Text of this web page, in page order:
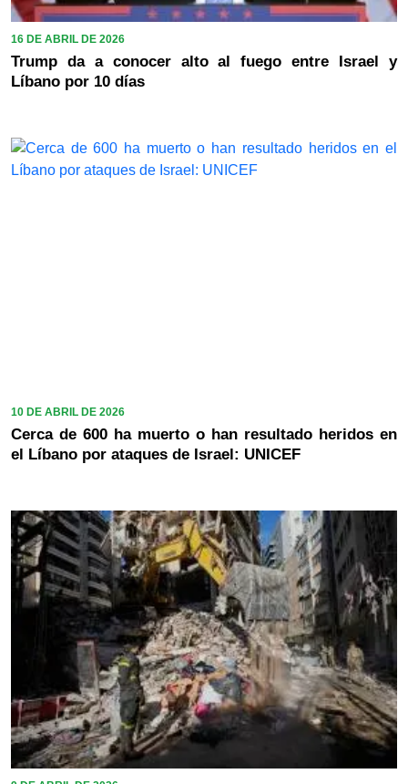
16 DE ABRIL DE 2026
Trump da a conocer alto al fuego entre Israel y
Líbano por 10 días
10 DE ABRIL DE 2026
Cerca de 600 ha muerto o han resultado heridos en
el Líbano por ataques de Israel: UNICEF